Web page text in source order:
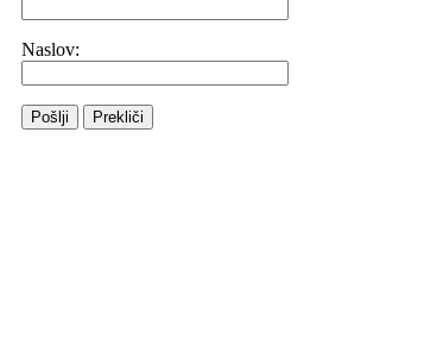
Naslov:
Pošlji Prekliči